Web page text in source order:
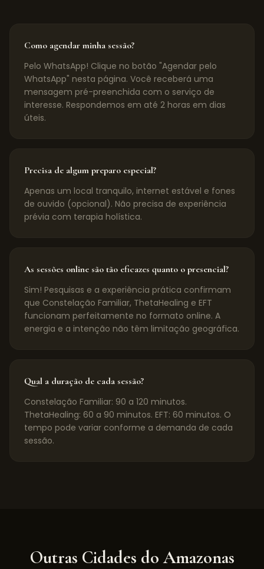
Como agendar minha sessão?
Pelo WhatsApp! Clique no botão "Agendar pelo
WhatsApp" nesta página. Você receberá uma
mensagem pré-preenchida com o serviço de
interesse. Respondemos em até 2 horas em dias
úteis.
Precisa de algum preparo especial?
Apenas um local tranquilo, internet estável e fones
de ouvido (opcional). Não precisa de experiência
prévia com terapia holística.
As sessões online são tão eficazes quanto o presencial?
Sim! Pesquisas e a experiência prática confirmam
que Constelação Familiar, ThetaHealing e EFT
funcionam perfeitamente no formato online. A
energia e a intenção não têm limitação geográfica.
Qual a duração de cada sessão?
Constelação Familiar: 90 a 120 minutos.
ThetaHealing: 60 a 90 minutos. EFT: 60 minutos. O
tempo pode variar conforme a demanda de cada
sessão.
Outras Cidades doAmazonas